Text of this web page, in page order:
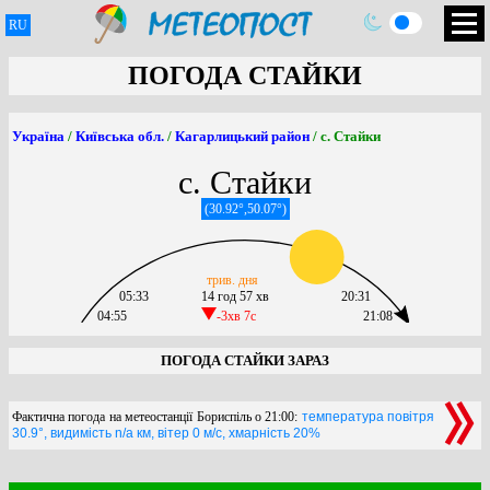
RU
ПОГОДА СТАЙКИ
Україна / Київська обл. / Кагарлицький район / с. Стайки
с. Стайки
(30.92°,50.07°)
04:55
05:33
14 год 57 хв
-3хв 7c
трив. дня
21:08
20:31
ПОГОДА СТАЙКИ ЗАРАЗ
Фактична погода на метеостанції Бориспіль о 21:00: температура повітря
30.9°, видимість n/a км, вітер 0 м/с, хмарність 20%